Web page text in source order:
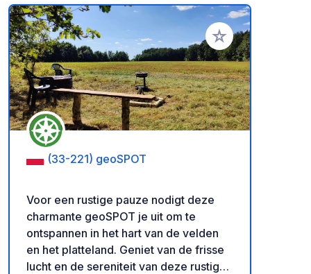
Voeg toe aan je
(33-221) geoSPOT
Voor een rustige pauze nodigt deze
charmante geoSPOT je uit om te
ontspannen in het hart van de velden
en het platteland. Geniet van de frisse
lucht en de sereniteit van deze rustige